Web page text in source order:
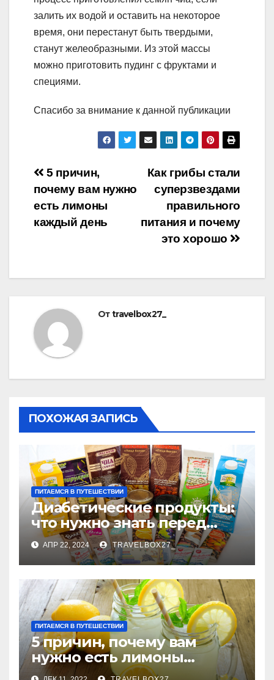
залить их водой и оставить на некоторое
время, они перестанут быть твердыми,
станут желеобразными. Из этой массы
можно приготовить пудинг с фруктами и
специями.
Спасибо за внимание к данной публикации
Навигация
по
записям
Как грибы стали
суперзвездами
правильного
питания и почему
это хорошо
5 причин,
почему вам нужно
есть лимоны
каждый день
Отtravelbox27_
ПОХОЖАЯ ЗАПИСЬ
ПИТАЕМСЯ В ПУТЕШЕСТВИИ
Диабетические продукты:
что нужно знать перед
покупкой
АПР 22, 2024 TRAVELBOX27_
ПИТАЕМСЯ В ПУТЕШЕСТВИИ
5 причин, почему вам
нужно есть лимоны
каждый день